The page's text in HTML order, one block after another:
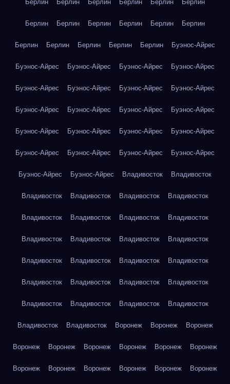
Берлин Берлин Берлин Берлин Берлин Берлин
Берлин Берлин Берлин Берлин Берлин Берлин
Берлин Берлин Берлин Берлин Берлин Буэнос-Айрес
Буэнос-Айрес Буэнос-Айрес Буэнос-Айрес Буэнос-Айрес
Буэнос-Айрес Буэнос-Айрес Буэнос-Айрес Буэнос-Айрес
Буэнос-Айрес Буэнос-Айрес Буэнос-Айрес Буэнос-Айрес
Буэнос-Айрес Буэнос-Айрес Буэнос-Айрес Буэнос-Айрес
Буэнос-Айрес Буэнос-Айрес Буэнос-Айрес Буэнос-Айрес
Буэнос-Айрес Буэнос-Айрес Владивосток Владивосток
Владивосток Владивосток Владивосток Владивосток
Владивосток Владивосток Владивосток Владивосток
Владивосток Владивосток Владивосток Владивосток
Владивосток Владивосток Владивосток Владивосток
Владивосток Владивосток Владивосток Владивосток
Владивосток Владивосток Владивосток Владивосток
Владивосток Владивосток Воронеж Воронеж Воронеж
Воронеж Воронеж Воронеж Воронеж Воронеж Воронеж
Воронеж Воронеж Воронеж Воронеж Воронеж Воронеж